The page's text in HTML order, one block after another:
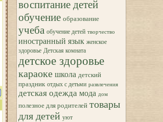
воспитание детей
обучение образование
учеба обучение детей творчество
иностранный язык женское
здоровье Детская комната
детское здоровье
караоке школа детский
праздник отдых с детьми развлечения
детская одежда мода дом
полезное для родителей товары
для детей уют